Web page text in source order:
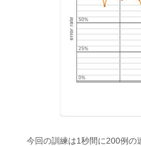
今回の訓練は1秒間に200例の